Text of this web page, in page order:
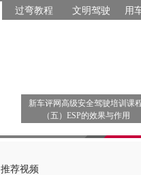
过弯教程 文明驾驶 用
新车评网高级安全驾驶培训课
（五）ESP的效果与作用
推荐视频